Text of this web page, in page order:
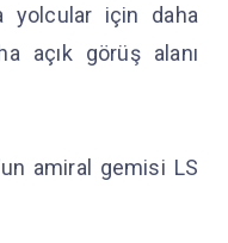
yolcular için daha
açık görüş alanı
amiral gemisi LS